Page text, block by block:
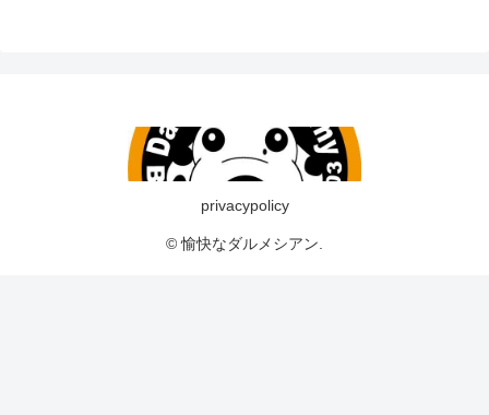
privacypolicy
© 愉快なダルメシアン.